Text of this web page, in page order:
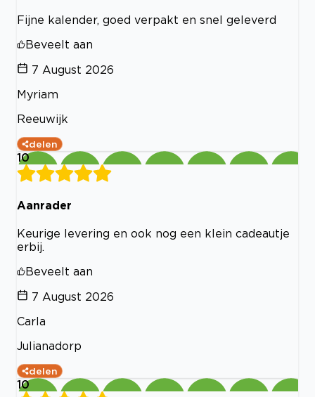
Fijne kalender, goed verpakt en snel geleverd
Beveelt aan
7 August 2026
Myriam
Reeuwijk
delen
10
Aanrader
Keurige levering en ook nog een klein cadeautje
erbij.
Beveelt aan
7 August 2026
Carla
Julianadorp
delen
10